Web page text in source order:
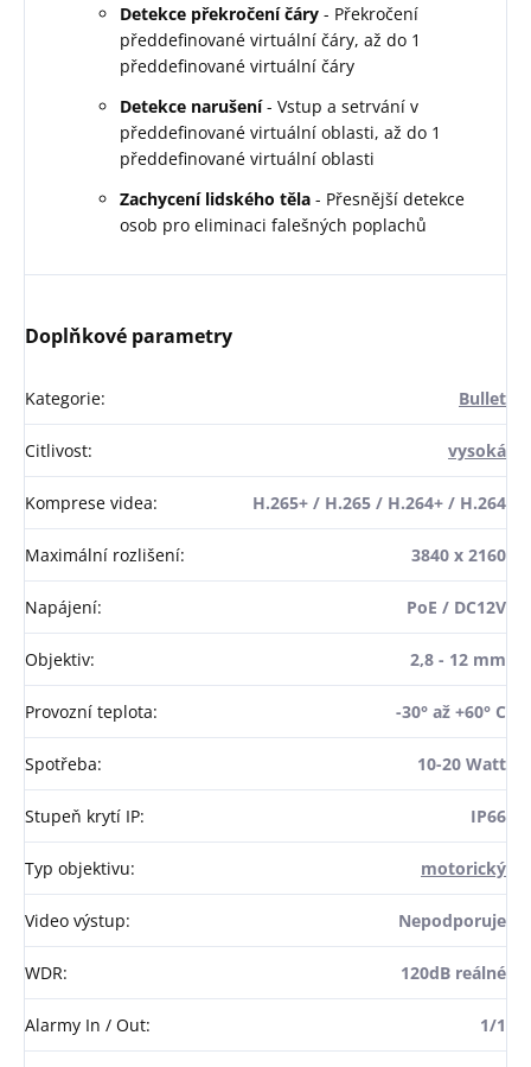
Detekce překročení čáry - Překročení
předdefinované virtuální čáry, až do 1
předdefinované virtuální čáry
Detekce narušení- Vstup a setrvání v
předdefinované virtuální oblasti, až do 1
předdefinované virtuální oblasti
Zachycení lidského těla - Přesnější detekce
osob pro eliminaci falešných poplachů
Doplňkové parametry
Kategorie: Bullet
Citlivost: vysoká
Komprese videa: H.265+ / H.265 / H.264+ / H.264
Maximální rozlišení: 3840 x 2160
Napájení: PoE / DC12V
Objektiv: 2,8 - 12 mm
Provozní teplota: -30° až +60° C
Spotřeba: 10-20 Watt
Stupeň krytí IP: IP66
Typ objektivu: motorický
Video výstup: Nepodporuje
WDR: 120dB reálné
Alarmy In / Out: 1/1